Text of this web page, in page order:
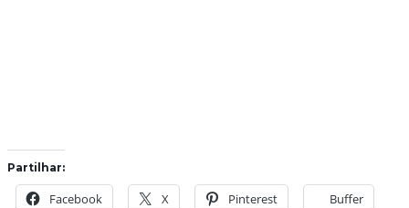
Partilhar:
Facebook X Pinterest Buffer